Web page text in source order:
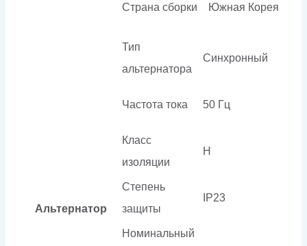
Страна сборки Южная Корея
Альтернатор
Тип
альтернатора
Синхронный
Частота тока 50 Гц
Класс
изоляции
H
Степень
защиты
IP23
Номинальный